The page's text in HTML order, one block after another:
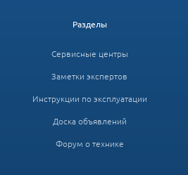
Разделы
Сервисные центры
Заметки экспертов
Инструкции по эксплуатации
Доска объявлений
Форум о технике